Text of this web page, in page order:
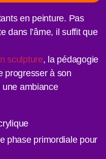
en peinture. Pas
dans l’âme, il suffit que
sculpture, la pédagogie
progresser à son
ambiance
phase primordiale pour